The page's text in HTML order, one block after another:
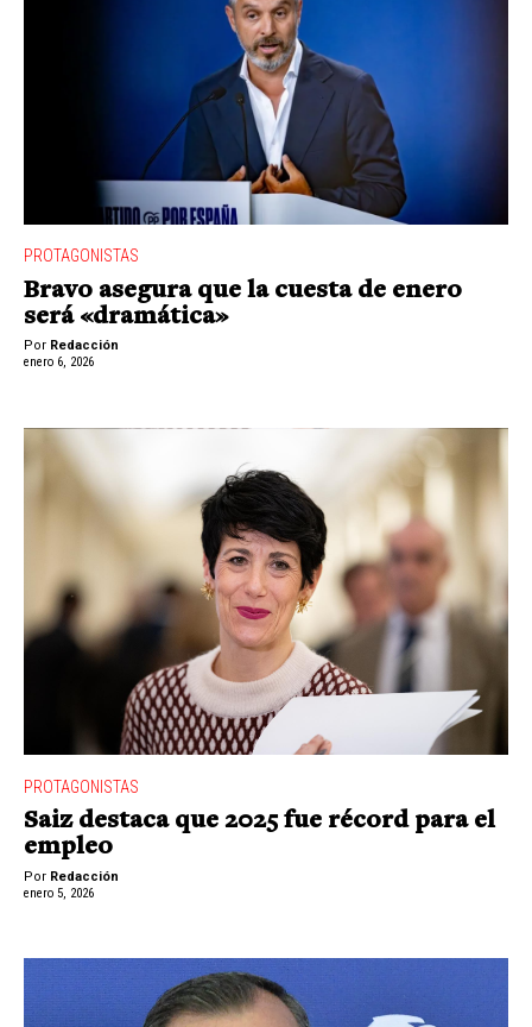
PROTAGONISTAS
Bravo asegura que la cuesta de enero
será «dramática»
Por Redacción
enero 6, 2026
PROTAGONISTAS
Saiz destaca que 2025 fue récord para el
empleo
Por Redacción
enero 5, 2026